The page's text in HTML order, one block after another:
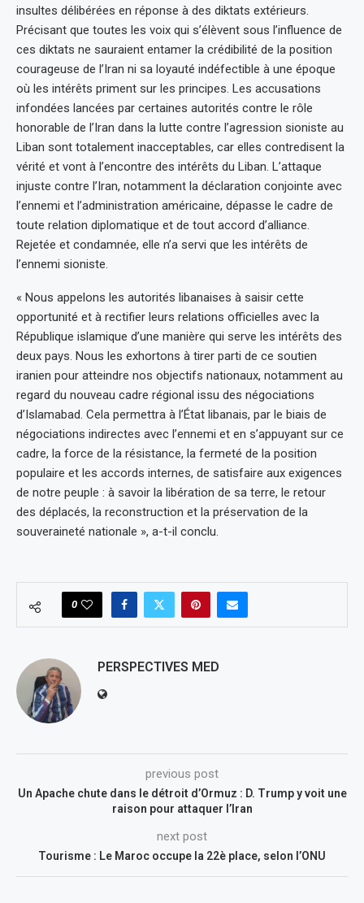
insultes délibérées en réponse à des diktats extérieurs.
Précisant que toutes les voix qui s’élèvent sous l’influence de
ces diktats ne sauraient entamer la crédibilité de la position
courageuse de l’Iran ni sa loyauté indéfectible à une époque
où les intérêts priment sur les principes. Les accusations
infondées lancées par certaines autorités contre le rôle
honorable de l’Iran dans la lutte contre l’agression sioniste au
Liban sont totalement inacceptables, car elles contredisent la
vérité et vont à l’encontre des intérêts du Liban. L’attaque
injuste contre l’Iran, notamment la déclaration conjointe avec
l’ennemi et l’administration américaine, dépasse le cadre de
toute relation diplomatique et de tout accord d’alliance.
Rejetée et condamnée, elle n’a servi que les intérêts de
l’ennemi sioniste.
« Nous appelons les autorités libanaises à saisir cette
opportunité et à rectifier leurs relations officielles avec la
République islamique d’une manière qui serve les intérêts des
deux pays. Nous les exhortons à tirer parti de ce soutien
iranien pour atteindre nos objectifs nationaux, notamment au
regard du nouveau cadre régional issu des négociations
d’Islamabad. Cela permettra à l’État libanais, par le biais de
négociations indirectes avec l’ennemi et en s’appuyant sur ce
cadre, la force de la résistance, la fermeté de la position
populaire et les accords internes, de satisfaire aux exigences
de notre peuple : à savoir la libération de sa terre, le retour
des déplacés, la reconstruction et la préservation de la
souveraineté nationale », a-t-il conclu.
0
PERSPECTIVES MED
previous post
Un Apache chute dans le détroit d’Ormuz : D. Trump y voit une
raison pour attaquer l’Iran
next post
Tourisme : Le Maroc occupe la 22è place, selon l’ONU